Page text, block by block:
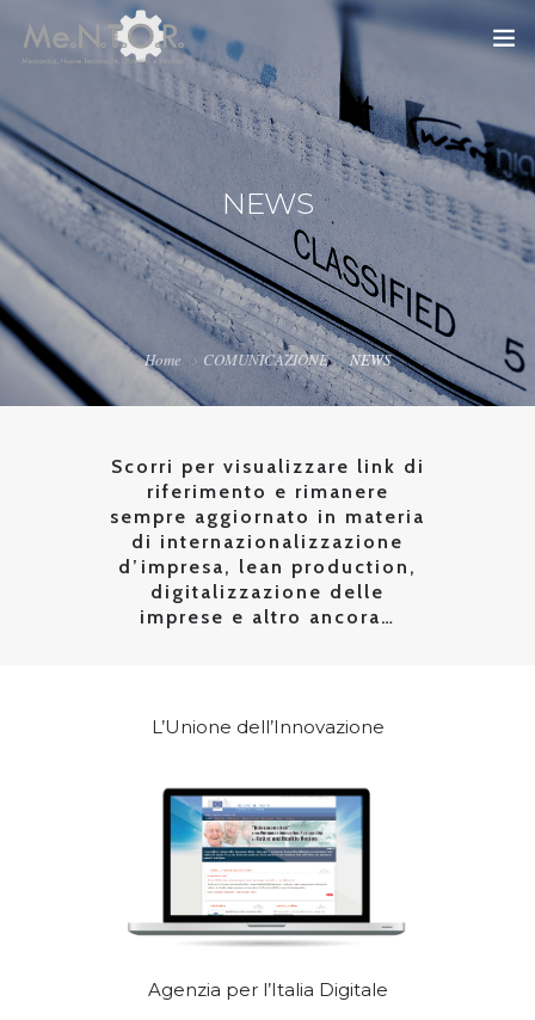
PROGETTO
AREA DIDATTICA
COMUNICAZIONE
CONTATTI
PRIVACY
NEWS
Home COMUNICAZIONE NEWS
Scorri per visualizzare link di
riferimento e rimanere
sempre aggiornato in materia
di internazionalizzazione
d’impresa, lean production,
digitalizzazione delle
imprese e altro ancora…
L’Unione dell’Innovazione
Agenzia per l’Italia Digitale